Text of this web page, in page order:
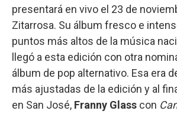
presentará en vivo el 23 de
Zitarrosa. Su álbum fresco e
puntos más altos de la música
llegó a esta edición con otra
álbum de pop alternativo. Esa era
más ajustadas de la edición y al
en San José, Franny Glass con